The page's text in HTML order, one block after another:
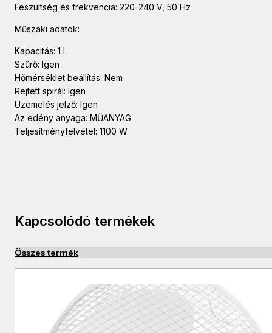
Feszültség és frekvencia: 220-240 V, 50 Hz
Műszaki adatok:
Kapacitás: 1 l
Szűrő: Igen
Hőmérséklet beállítás: Nem
Rejtett spirál: Igen
Üzemelés jelző: Igen
Az edény anyaga: MŰANYAG
Teljesítményfelvétel: 1100 W
Kapcsolódó termékek
Összes termék